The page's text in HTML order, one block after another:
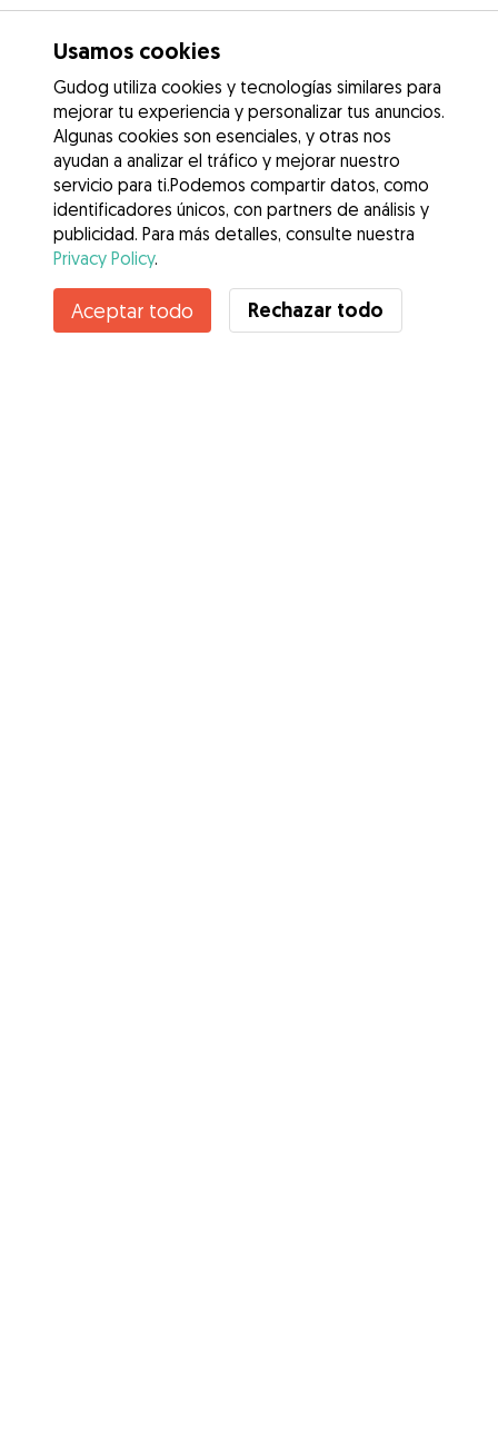
Contacta con Cristina
¿Conoces los Beneficios de Gudog? Ver más
Usamos cookies
Gudog utiliza cookies y tecnologías similares para
mejorar tu experiencia y personalizar tus anuncios.
Algunas cookies son esenciales, y otras nos
ayudan a analizar el tráfico y mejorar nuestro
servicio para ti.Podemos compartir datos, como
identificadores únicos, con partners de análisis y
publicidad. Para más detalles, consulte nuestra
Privacy Policy.
Aceptar todo Rechazar todo